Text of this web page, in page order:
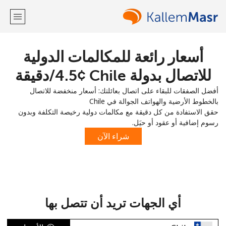
مرحبا!
لديك حساب بالفعل؟ تسجيل الدخول ←
التسجيل باستخدام
أسعار رائعة للمكالمات الدولية
للاتصال بدولة Chile ⁦4.5¢⁩/دقيقة
أفضل الصفقات للبقاء على اتصال بعائلتك: أسعار منخفضة للاتصال
بالخطوط الأرضية والهواتف الجوالة في Chile
حقق الاستفادة من كل دقيقة مع مكالمات دولية رخيصة التكلفة وبدون
رسوم إضافية أو عقود أو حيَل.
شراء الآن
أي الجهات تريد أن تتصل بها